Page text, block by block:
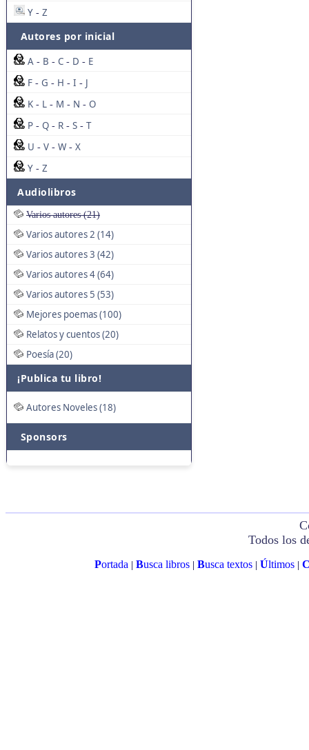
Y - Z
Autores por inicial
A - B - C - D - E
F - G - H - I - J
K - L - M - N - O
P - Q - R - S - T
U - V - W - X
Y - Z
Audiolibros
Varios autores (21)
Varios autores 2 (14)
Varios autores 3 (42)
Varios autores 4 (64)
Varios autores 5 (53)
Mejores poemas (100)
Relatos y cuentos (20)
Poesía (20)
¡Publica tu libro!
Autores Noveles (18)
Sponsors
Todos los
Portada| Busca libros| Busca textos| Últimos|